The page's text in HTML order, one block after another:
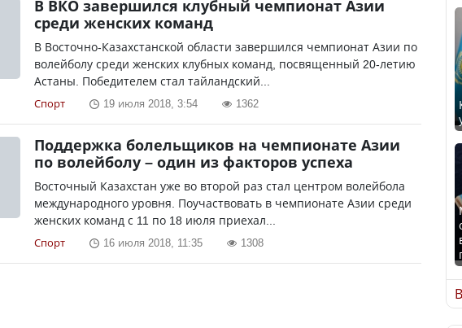
В ВКО завершился клубный чемпионат Азии
среди женских команд
В Восточно-Казахстанской области завершился чемпионат Азии по
волейболу среди женских клубных команд, посвященный 20-летию
Астаны. Победителем стал тайландский...
Спорт 19 июля 2018, 3:54 1362
Поддержка болельщиков на чемпионате Азии
по волейболу – один из факторов успеха
Восточный Казахстан уже во второй раз стал центром волейбола
международного уровня. Поучаствовать в чемпионате Азии среди
женских команд с 11 по 18 июля приехал...
Спорт 16 июля 2018, 11:35 1308